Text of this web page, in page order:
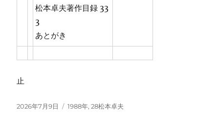
松本卓夫著作目録 33
3
あとがき
止
投
2026年7月9日
カ
1988年,28松本卓夫